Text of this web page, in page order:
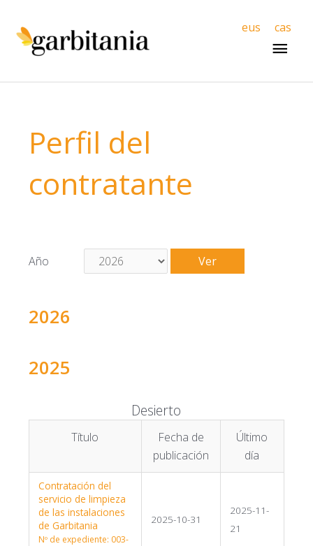
eus cas
Perfil del
contratante
Año
2026
2025
Desierto
Título
Fecha de
publicación
Último
día
Contratación del
servicio de limpieza
de las instalaciones
de Garbitania
Nº de expediente: 003-
2025-10-31
2025-11-
21